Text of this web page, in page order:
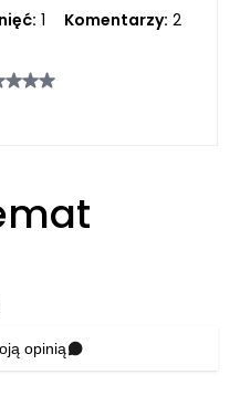
1 Komentarzy: 2
opinią